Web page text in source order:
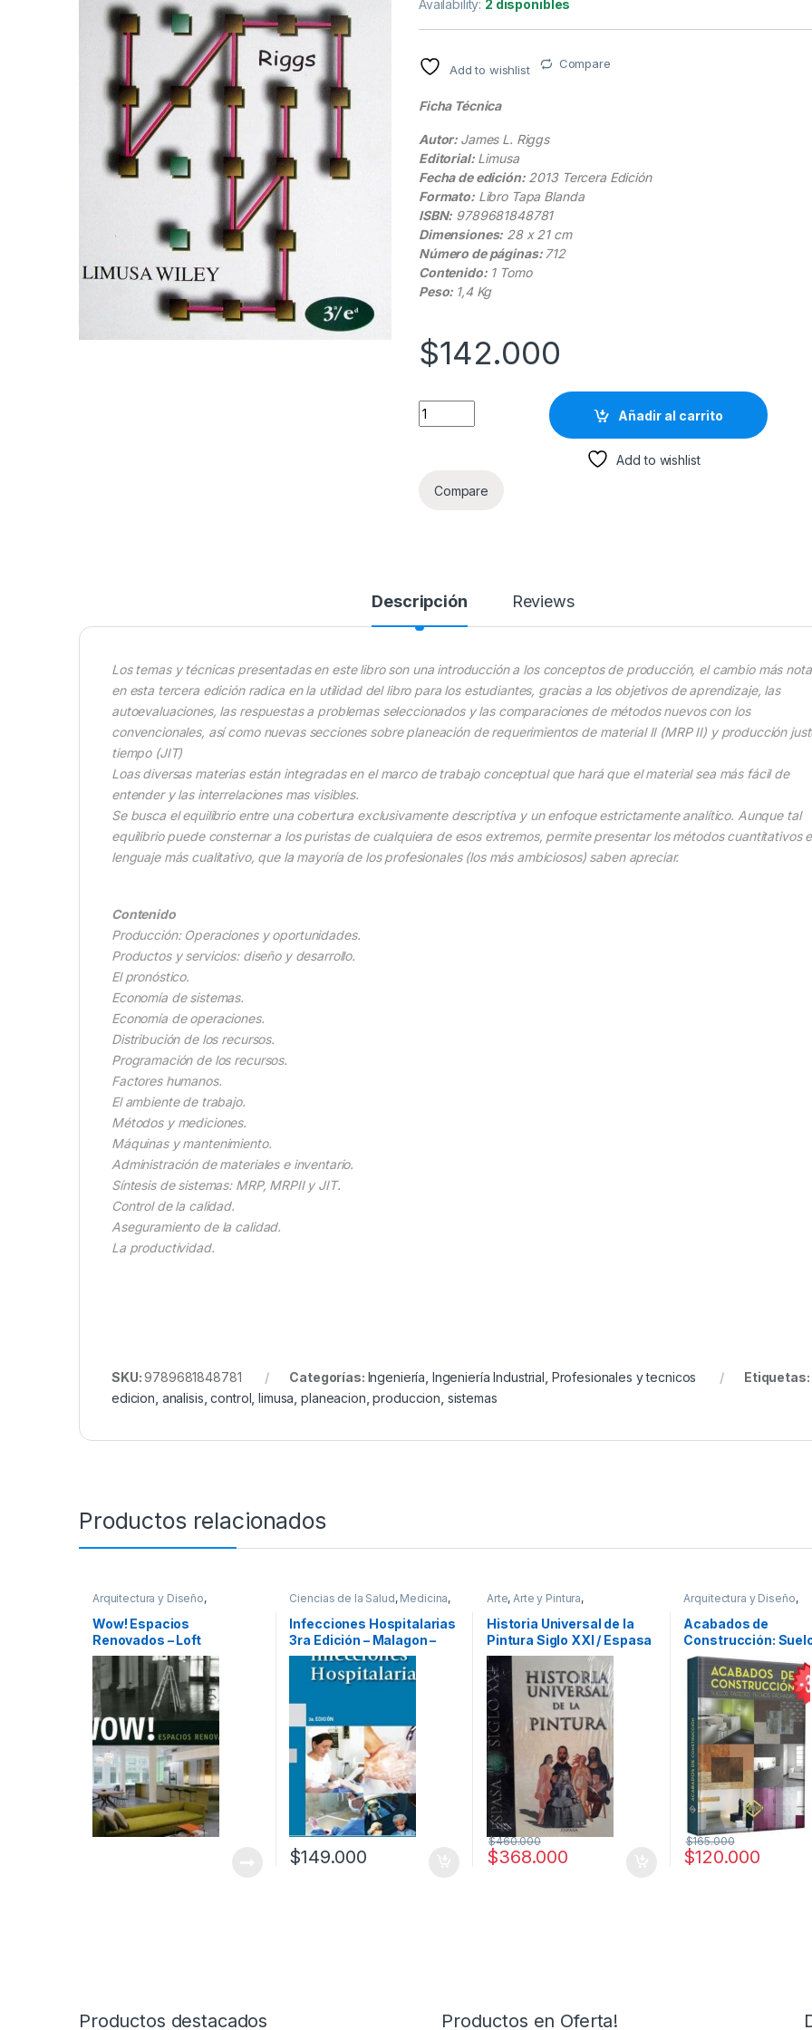
Availability: 2 disponibles
Add to wishlist Compare
Ficha Técnica
Autor: James L. Riggs
Editorial:Limusa
Fecha de edición:2013 Tercera Edición
Formato:Libro Tapa Blanda
ISBN: 9789681848781
Dimensiones: 28 x 21 cm
Número de páginas: 712
Contenido:1 Tomo
Peso: 1,4 Kg
$142.000
Sistemas De Producción: Planeación, Análisis Y Control - 3a
Añadir al carrito
Add to wishlist
Compare
Descripción Reviews
Los temas y técnicas presentadas en este libro son una introducción a los conceptos de producción, el cambio más
en esta tercera edición radica en la utilidad del libro para los estudiantes, gracias a los objetivos de aprendizaje, las
autoevaluaciones, las respuestas a problemas seleccionados y las comparaciones de métodos nuevos con los
convencionales, así como nuevas secciones sobre planeación de requerimientos de material II (MRP II) y producción
tiempo (JIT)
Loas diversas materias están integradas en el marco de trabajo conceptual que hará que el material sea más fácil de
entender y las interrelaciones mas visibles.
Se busca el equilibrio entre una cobertura exclusivamente descriptiva y un enfoque estrictamente analítico. Aunque tal
equilibrio puede consternar a los puristas de cualquiera de esos extremos, permite presentar los métodos cuantitativos
lenguaje más cualitativo, que la mayoría de los profesionales (los más ambiciosos) saben apreciar.
Contenido
Producción: Operaciones y oportunidades.
Productos y servicios: diseño y desarrollo.
El pronóstico.
Economía de sistemas.
Economía de operaciones.
Distribución de los recursos.
Programación de los recursos.
Factores humanos.
El ambiente de trabajo.
Métodos y mediciones.
Máquinas y mantenimiento.
Administración de materiales e inventario.
Síntesis de sistemas: MRP, MRPII y JIT.
Control de la calidad.
Aseguramiento de la calidad.
La productividad.
SKU:9789681848781 Categorías: Ingeniería Ingeniería Industrial Profesionales y tecnicos
Etiquetas:
edicion analisis ,control ,limusa ,planeacion ,produccion sistemas
Productos relacionados
Arquitectura y Diseño,
Arquitectura y Urbanismo
Afines,Decoración
y Muebles,Diseño ,Interes
General,Profesionales y
tecnicos
Wow! Espacios
Renovados – Loft
Publications
Ciencias de la Salud, Medicina,
Infecciones Hospitalarias
3ra Edición – Malagon –
Panamericana
$149.000
Arte,Arte y Pintura,
Profesionales y tecnicos
Historia Universal de la
Pintura Siglo XXI / Espasa
$368.000
$460.000
Arquitectura y Diseño,
Arquitectura y
Decoración,Diseño
Profesionales y
Acabados de
Construcción:
Paredes, Techos,
fachadas / Lexus
$120.000
$165.000
Productos destacados Productos en Oferta!